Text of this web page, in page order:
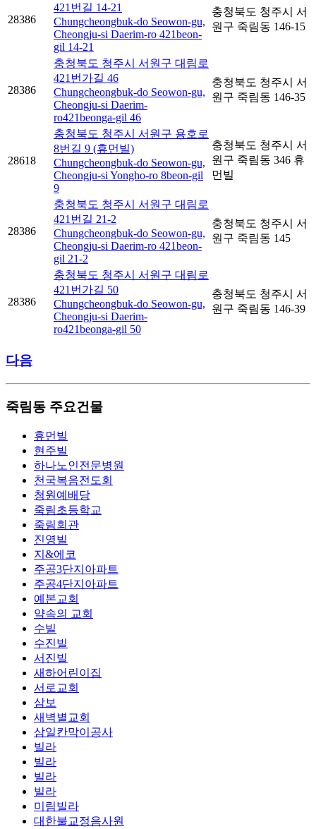
28386
421번길 14-21
Chungcheongbuk-do Seowon-gu,
Cheongju-si Daerim-ro 421beon-
gil 14-21
충청북도 청주시 서
원구 죽림동 146-15
28386
충청북도 청주시 서원구 대림로
421번가길 46
Chungcheongbuk-do Seowon-gu,
Cheongju-si Daerim-
ro421beonga-gil 46
충청북도 청주시 서
원구 죽림동 146-35
28618
충청북도 청주시 서원구 용호로
8번길 9 (휴먼빌)
Chungcheongbuk-do Seowon-gu,
Cheongju-si Yongho-ro 8beon-gil
9
충청북도 청주시 서
원구 죽림동 346 휴
먼빌
28386
충청북도 청주시 서원구 대림로
421번길 21-2
Chungcheongbuk-do Seowon-gu,
Cheongju-si Daerim-ro 421beon-
gil 21-2
충청북도 청주시 서
원구 죽림동 145
28386
충청북도 청주시 서원구 대림로
421번가길 50
Chungcheongbuk-do Seowon-gu,
Cheongju-si Daerim-
ro421beonga-gil 50
충청북도 청주시 서
원구 죽림동 146-39
다음
죽림동 주요건물
휴먼빌
현주빌
하나노인전문병원
천국복음전도회
청원예배당
죽림초등학교
죽림회관
진영빌
지&에코
주공3단지아파트
주공4단지아파트
예본교회
약속의 교회
수빌
수진빌
서진빌
새하어린이집
서로교회
삼보
새벽별교회
삼일칸막이공사
빌라
빌라
빌라
빌라
미림빌라
대한불교정음사원